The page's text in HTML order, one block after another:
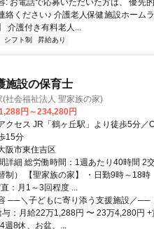
: お電話で応募いただいた方は、 優先
絡ください♪ 介護老人保健施設ホーム
介護付き有料老人...
シフト制 昇給あり
施設の保育士
(社会福祉法人 聖家族の家)
円～234,280円
クセス JR「鶴ヶ丘駅」より徒歩5分／
15分
阪市東住吉区
詳細 総労働時間：1週あたり40時間 2
制） 【聖家族の家】 ・日勤9時～18
：月1～3回程度 ...
──＼子どもに寄り添う支援施設／──
与：月給22万1,288円 〜 23万4,280円
週8休、お盆、...